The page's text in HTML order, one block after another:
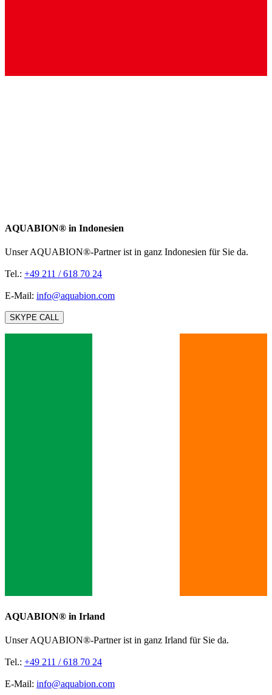
AQUABION®️ in Indonesien
Unser AQUABION®-Partner ist in ganz Indonesien für Sie da.
Tel.: +49 211 / 618 70 24
E-Mail: info@aquabion.com
SKYPE CALL
AQUABION®️ in Irland
Unser AQUABION®-Partner ist in ganz Irland für Sie da.
Tel.: +49 211 / 618 70 24
E-Mail: info@aquabion.com